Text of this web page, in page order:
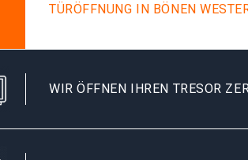
TÜRÖFFNUNG IN BÖNEN
WIR ÖFFNEN IHREN TRESOR